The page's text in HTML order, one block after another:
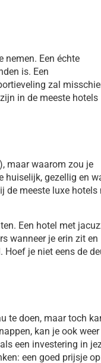
nemen. Een échte
is. Een
zal
in de meeste hotels
maar waarom zou je
huiselijk, gezellig en
de meeste luxe hotels
Een hotel met
wanneer je erin zit en
Hoef je niet eens de
te doen, maar toch
kan je ook weer
een investering in
een goed prijsje op